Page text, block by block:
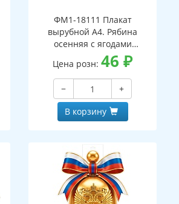
ФМ1-18111 Плакат
вырубной А4. Рябина
осенняя с ягодами
(двухсторонний, ВД-лак)
Цена розн:46₽
−
+
В корзину